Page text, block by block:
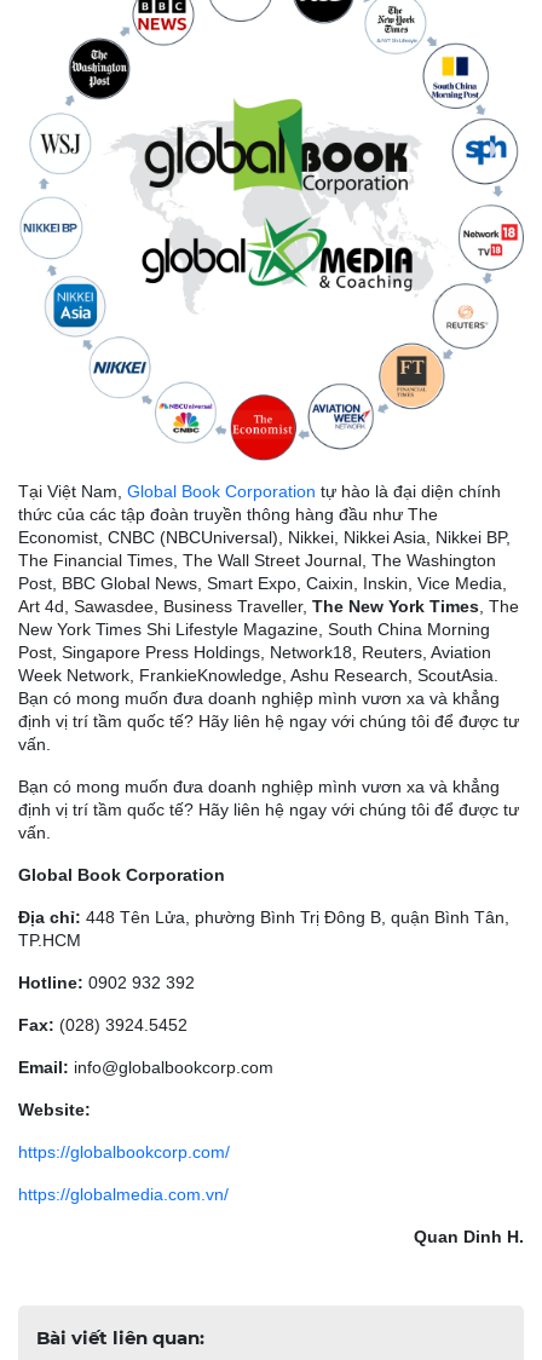
Tại Việt Nam, Global Book Corporation tự hào là đại diện chính
thức của các tập đoàn truyền thông hàng đầu như The
Economist, CNBC (NBCUniversal), Nikkei, Nikkei Asia, Nikkei BP,
The Financial Times, The Wall Street Journal, The Washington
Post, BBC Global News, Smart Expo, Caixin, Inskin, Vice Media,
Art 4d, Sawasdee, Business Traveller, The New York Times , The
New York Times Shi Lifestyle Magazine, South China Morning
Post, Singapore Press Holdings, Network18, Reuters, Aviation
Week Network, FrankieKnowledge, Ashu Research, ScoutAsia.
Bạn có mong muốn đưa doanh nghiệp mình vươn xa và khẳng
định vị trí tầm quốc tế? Hãy liên hệ ngay với chúng tôi để được tư
vấn.
Bạn có mong muốn đưa doanh nghiệp mình vươn xa và khẳng
định vị trí tầm quốc tế? Hãy liên hệ ngay với chúng tôi để được tư
vấn.
Global Book Corporation
Địa chỉ: 448 Tên Lửa, phường Bình Trị Đông B, quận Bình Tân,
TP.HCM
Hotline: 0902 932 392
Fax: (028) 3924.5452
Email: info@globalbookcorp.com
Website:
https://globalbookcorp.com/
https://globalmedia.com.vn/
Quan Dinh H.
Bài viết liên quan: